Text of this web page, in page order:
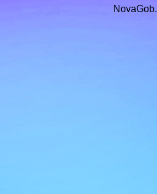
NovaGob.